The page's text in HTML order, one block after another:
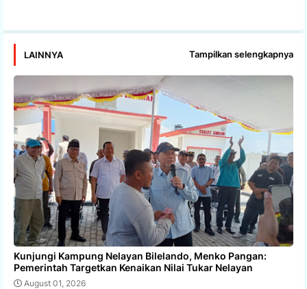
LAINNYA Tampilkan selengkapnya
Kunjungi Kampung Nelayan Bilelando, Menko Pangan:
Pemerintah Targetkan Kenaikan Nilai Tukar Nelayan
August 01, 2026